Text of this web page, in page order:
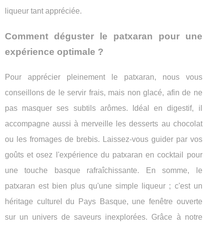
liqueur tant appréciée.
Comment déguster le patxaran pour une
expérience optimale ?
Pour apprécier pleinement le patxaran, nous vous
conseillons de le servir frais, mais non glacé, afin de ne
pas masquer ses subtils arômes. Idéal en digestif, il
accompagne aussi à merveille les desserts au chocolat
ou les fromages de brebis. Laissez-vous guider par vos
goûts et osez l'expérience du patxaran en cocktail pour
une touche basque rafraîchissante. En somme, le
patxaran est bien plus qu'une simple liqueur ; c'est un
héritage culturel du Pays Basque, une fenêtre ouverte
sur un univers de saveurs inexplorées. Grâce à notre